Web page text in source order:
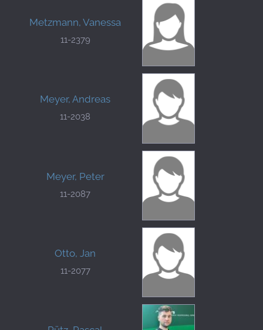
Metzmann, Vanessa
11-2379
Meyer, Andreas
11-2038
Meyer, Peter
11-2087
Otto, Jan
11-2077